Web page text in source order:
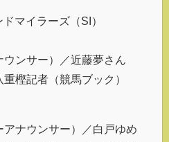
マイラーズ（SI）
ンサー）／近藤夢さん
樫記者（競馬ブック）
ナウンサー）／白戸ゆめ